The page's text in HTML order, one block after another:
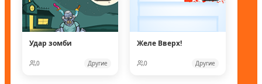
Удар зомби
0 Другие
Желе Вверх!
0 Другие